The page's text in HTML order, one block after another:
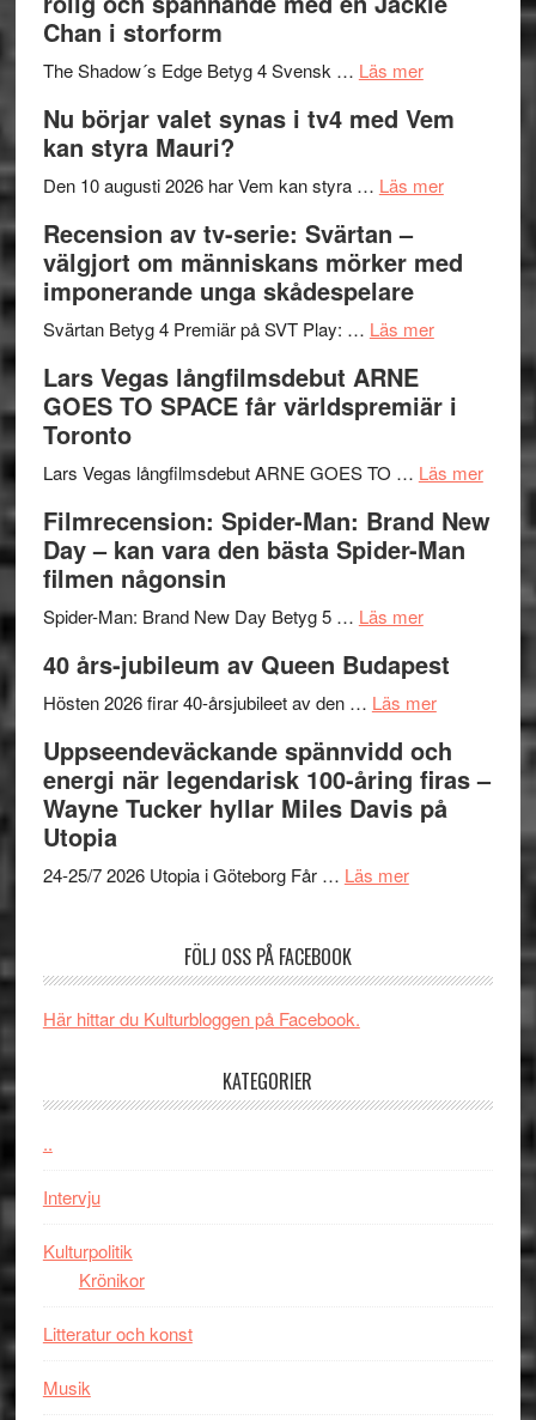
Pöntinen
Artipelag
in
samtal
teater
Chan i storform
The Shadow´s Edge Betyg 4 Svensk … Läs merom
The
´s
rolig
spännande
Jackie
i
Nu börjar valet synas i tv4 med Vem
kan styra Mauri?
Den 10 augusti 2026 har Vem kan styra … Läs merom
valet
Vem
styra
Recension av tv-serie: Svärtan –
välgjort om människans mörker med
imponerande unga skådespelare
Svärtan Betyg 4 Premiär på SVT Play: … Läs merom
tv-
Svärtan
välgjort
om
människans
imponerande
unga
Lars Vegas långfilmsdebut ARNE
GOES TO SPACE får världspremiär i
Toronto
Lars Vegas långfilmsdebut ARNE GOES TO … Läs merom
Vegas
ARNE
Filmrecension: Spider-Man: Brand New
Day – kan vara den bästa Spider-Man
filmen någonsin
Spider-Man: Brand New Day Betyg 5 … Läs merom
Spider-
Man:
New
Day
–
Man
40 års-jubileum av Queen Budapest
Hösten 2026 firar 40-årsjubileet av den … Läs merom
års-
jubileum
av
Uppseendeväckande spännvidd och
energi när legendarisk 100-åring firas –
Wayne Tucker hyllar Miles Davis på
Utopia
24-25/7 2026 Utopia i Göteborg Får … Läs merom
energi
åring
FÖLJ OSS PÅ FACEBOOK
Här hittar du Kulturbloggen på Facebook.
KATEGORIER
..
Intervju
Kulturpolitik
Krönikor
Litteratur och konst
Musik